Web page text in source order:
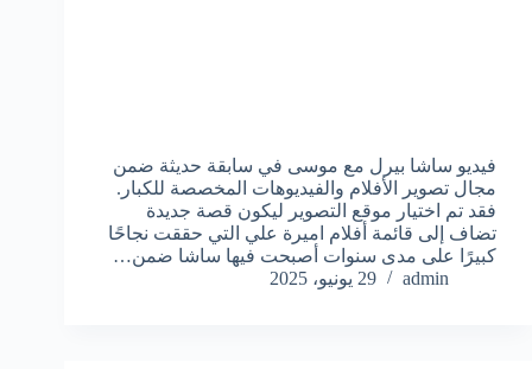
فيديو ساشا بيرل مع موسى في سابقة حديثة ضمن
مجال تصوير الأفلام والفيديوهات المخصصة للكبار.
فقد تم اختيار موقع التصوير ليكون قصة جديدة
تضاف إلى قائمة أفلام اميرة علي التي حققت نجاحًا
كبيرًا على مدى سنوات أصبحت فيها ساشا ضمن…
admin
29 يونيو، 2025